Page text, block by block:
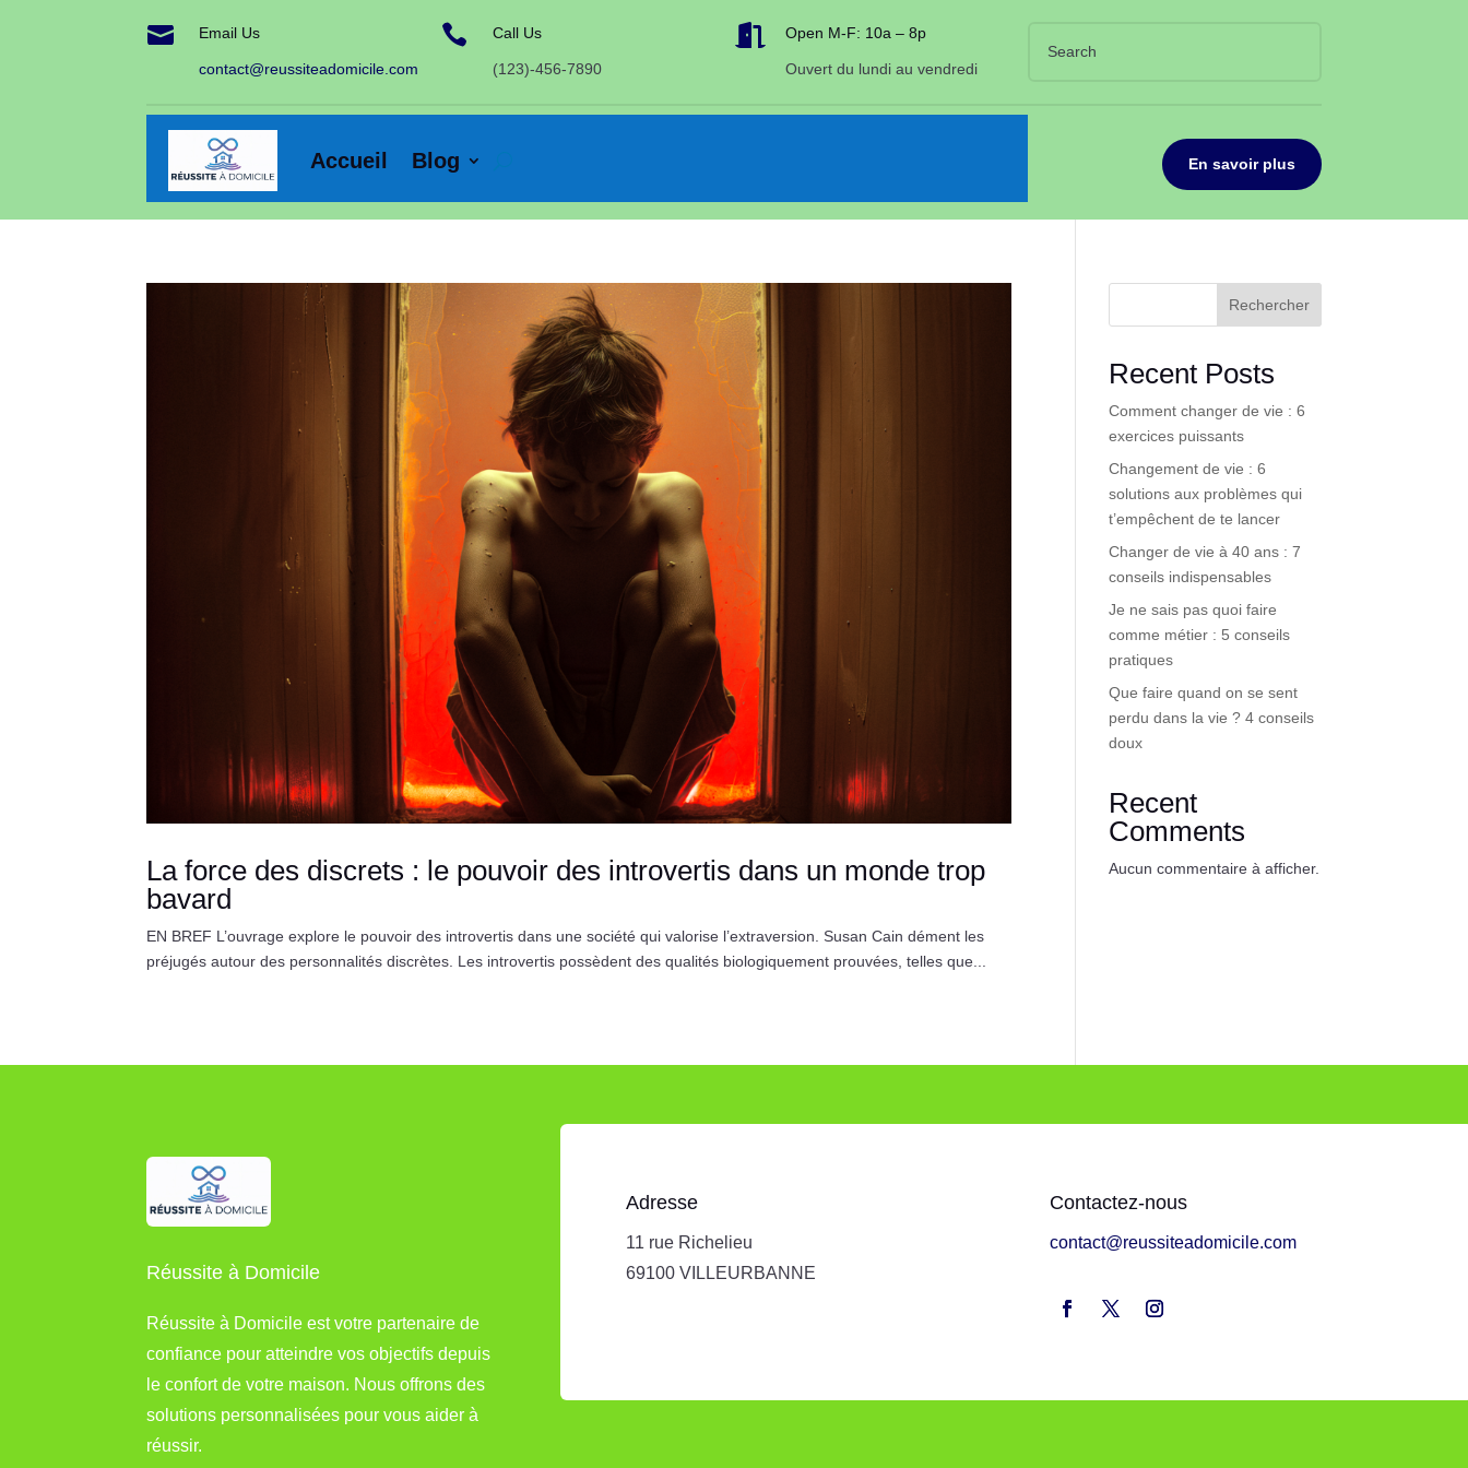
 Email Us
contact@reussiteadomicile.com
 Call Us
(123)-456-7890
 Open M-F: 10a – 8p
Ouvert du lundi au vendredi
Accueil Blog En savoir plus
La force des discrets : le pouvoir des introvertis dans un monde trop
bavard
EN BREF L’ouvrage explore le pouvoir des introvertis dans une société qui valorise l’extraversion. Susan Cain dément les
préjugés autour des personnalités discrètes. Les introvertis possèdent des qualités biologiquement prouvées, telles que...
Rechercher
Recent Posts
Comment changer de vie : 6
exercices puissants
Changement de vie : 6
solutions aux problèmes qui
t’empêchent de te lancer
Changer de vie à 40 ans : 7
conseils indispensables
Je ne sais pas quoi faire
comme métier : 5 conseils
pratiques
Que faire quand on se sent
perdu dans la vie ? 4 conseils
doux
Recent
Comments
Aucun commentaire à afficher.
Réussite à Domicile
Réussite à Domicile est votre partenaire de
confiance pour atteindre vos objectifs depuis
le confort de votre maison. Nous offrons des
solutions personnalisées pour vous aider à
réussir.
Adresse
11 rue Richelieu
69100 VILLEURBANNE
Contactez-nous
contact@reussiteadomicile.com